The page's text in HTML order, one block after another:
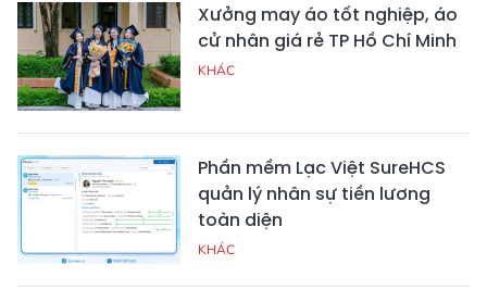
Xưởng may áo tốt nghiệp, áo
cử nhân giá rẻ TP Hồ Chí Minh
KHÁC
Phần mềm Lạc Việt SureHCS
quản lý nhân sự tiền lương
toàn diện
KHÁC